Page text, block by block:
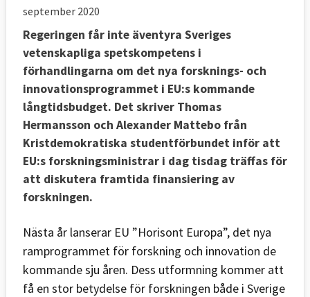
september 2020
Regeringen får inte äventyra Sveriges
vetenskapliga spetskompetens i
förhandlingarna om det nya forsknings- och
innovationsprogrammet i EU:s kommande
långtidsbudget. Det skriver Thomas
Hermansson och Alexander Mattebo från
Kristdemokratiska studentförbundet inför att
EU:s forskningsministrar i dag tisdag träffas för
att diskutera framtida finansiering av
forskningen.
Nästa år lanserar EU ”Horisont Europa”, det nya
ramprogrammet för forskning och innovation de
kommande sju åren. Dess utformning kommer att
få en stor betydelse för forskningen både i Sverige